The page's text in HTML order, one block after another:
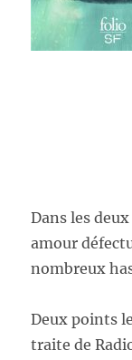
Dans les
amour
nombreux
Deux points
traite de